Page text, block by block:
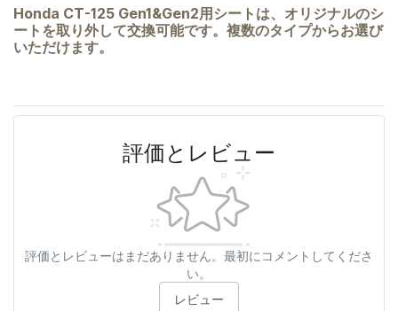
Honda CT-125 Gen1&Gen2用シートは、オリジナルのシ
ートを取り外して交換可能です。複数のタイプからお選び
いただけます。
評価とレビュー
評価とレビューはまだありません。最初にコメントしてくださ
い。
レビュー